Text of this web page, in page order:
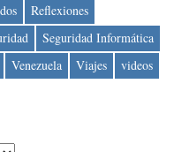
Reflexiones
Seguridad Informática
Venezuela Viajes videos